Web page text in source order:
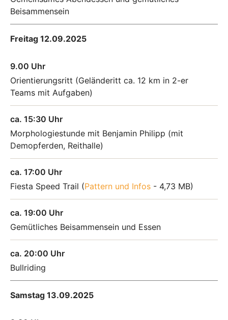
Beisammensein
Freitag 12.09.2025
9.00 Uhr
Orientierungsritt (Geländeritt ca. 12 km in 2-er
Teams mit Aufgaben)
ca. 15:30 Uhr
Morphologiestunde mit Benjamin Philipp (mit
Demopferden, Reithalle)
ca. 17:00 Uhr
Fiesta Speed Trail (Pattern und Infos - 4,73 MB)
ca. 19:00 Uhr
Gemütliches Beisammensein und Essen
ca. 20:00 Uhr
Bullriding
Samstag 13.09.2025